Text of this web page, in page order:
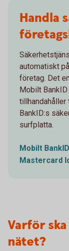
Handla
automatiskt
företag. Det
Mobilt
tillhandahåller
BankID:s
surfplatta.
Mobilt BankID
Mastercard
Varför
nätet?